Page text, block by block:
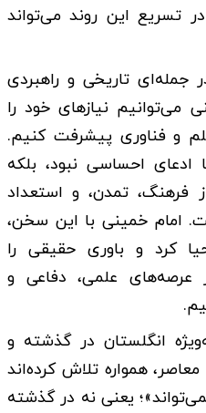
تسریع این روند می‌تواند
تاریخی و راهبردی
می‌توانیم نیازهای خود را
و فناوری پیشرفت کنیم.
احساسی نبود، بلکه
فرهنگ، تمدن، و استعداد
امام خمینی با این سخن،
کرد و باوری حقیقی را
عرصه‌های علمی، دفاعی و
انگلستان در گذشته و
همواره تلاش کرده‌اند
یعنی نه در گذشته